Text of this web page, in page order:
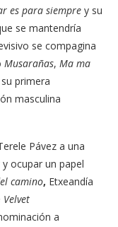
es para siempre y su
se mantendría
se compagina
Musarañas, Ma ma
primera
masculina
Pávez a una
y ocupar un papel
camino, Etxeandía
Velvet
a